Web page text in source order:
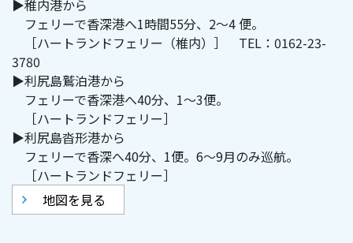
▶稚内港から
フェリーで香深港へ1時間55分、2～4 便。
［ハートランドフェリー（椎内）］ TEL：0162-23-
3780
▶利尻島鷲泊港から
フェリーで香深港へ40分、1～3便。
［ハートランドフェリー］
▶利尻島沓形港から
フェリーで香深へ40分、1便。6～9月のみ巡航。
［ハートランドフェリー］
地図を見る